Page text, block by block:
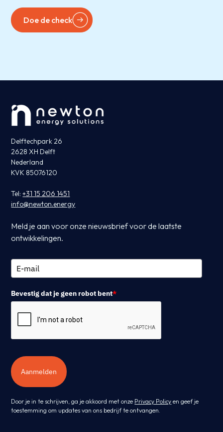
Doe de check
Delftechpark 26
2628 XH Delft
Nederland
KVK 85076120
Tel:+31 15 206 1451
info@newton.energy
Meld je aan voor onze nieuwsbrief voor de laatste
ontwikkelingen.
Bevestig dat je geen robot bent*
Aanmelden
Door je in te schrijven, ga je akkoord met onze Privacy Policy en geef je
toestemming om updates van ons bedrijf te ontvangen.